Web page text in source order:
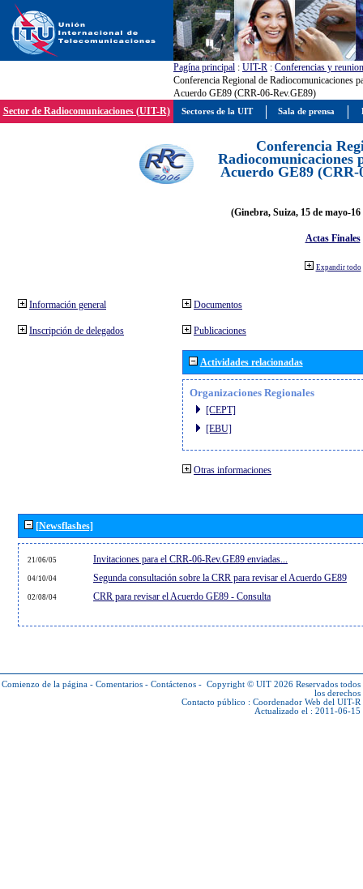
Pagína principal : UIT-R : Conferencias y
Conferencia Regional de Radiocomunicaciones
Acuerdo GE89 (CRR-06-Rev.GE89)
Sector de Radiocomunicaciones (UIT-R)
Conferencia
Radiocomunicaciones
Acuerdo GE89 (CRR-
(Ginebra, Suiza, 15 de mayo-
Actas Finales
Expandir todo
Información general
Inscripción de delegados
Documentos
Publicaciones
Actividades relacionadas
Organizaciones Regionales
[CEPT]
[EBU]
Otras informaciones
[Newsflashes]
21/06/05 Invitaciones para el CRR-06-Rev.GE89 enviadas...
04/10/04 Segunda consultación sobre la CRR para revisar el Acuerdo GE89
02/08/04 CRR para revisar el Acuerdo GE89 - Consulta
Comienzo de la página - Comentarios - Contáctenos - Copyright © UIT 2026 Reservados todos
los derechos
Contacto público : Coordenador Web del UIT-R
Actualizado el : 2011-06-15
Sectores de la UIT Sala de prensa